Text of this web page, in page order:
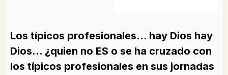
Los típicos profesionales… hay Dios hay
Dios… ¿quien no ES o se ha cruzado con
los típicos profesionales en sus jornadas